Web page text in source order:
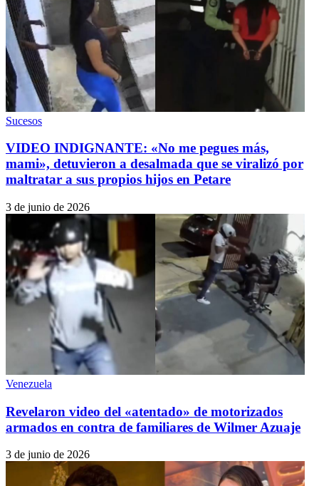
Sucesos
VIDEO INDIGNANTE: «No me pegues más,
mami», detuvieron a desalmada que se viralizó por
maltratar a sus propios hijos en Petare
3 de junio de 2026
Venezuela
Revelaron video del «atentado» de motorizados
armados en contra de familiares de Wilmer Azuaje
3 de junio de 2026